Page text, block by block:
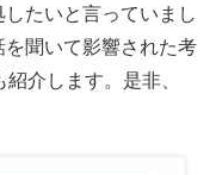
たいと言っていまし
聞いて影響された考
介します。是非、